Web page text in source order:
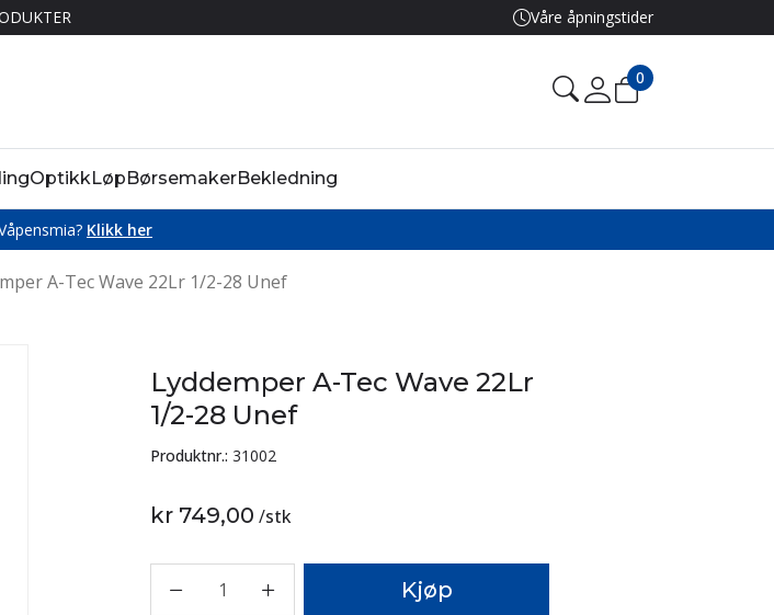
Våre åpningstider
0
OptikkLøpBørsemakerBekledning
Klikk her
A-Tec Wave 22Lr 1/2-28 Unef
Lyddemper A-Tec Wave 22Lr
1/2-28 Unef
Produktnr.: 31002
kr 749,00 /stk
1 Kjøp